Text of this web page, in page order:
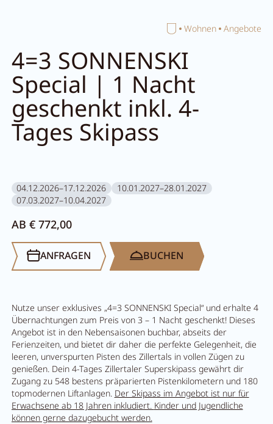
HomeWohnen Angebote
4=3 SONNENSKI
Special | 1 Nacht
geschenkt inkl. 4-
Tages Skipass
04.12.2026–17.12.2026
10.01.2027–28.01.2027
07.03.2027–10.04.2027
Nutze unser exklusives „4=3 SONNENSKI Special“ und erhalte 4
Übernachtungen zum Preis von 3 – 1 Nacht geschenkt! Dieses
Angebot ist in den Nebensaisonen buchbar, abseits der
Ferienzeiten, und bietet dir daher die perfekte Gelegenheit, die
leeren, unverspurten Pisten des Zillertals in vollen Zügen zu
genießen. Dein 4-Tages Zillertaler Superskipass gewährt dir
Zugang zu 548 bestens präparierten Pistenkilometern und 180
topmodernen Liftanlagen. Der Skipass im Angebot ist nur für
Erwachsene ab 18 Jahren inkludiert. Kinder und Jugendliche
können gerne dazugebucht werden.
AB € 772,00
BUCHEN
ANFRAGEN